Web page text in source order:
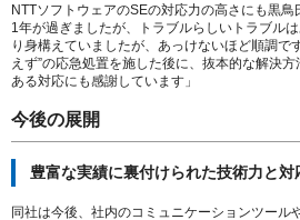
NTTソフトウェアのSEの対応力の高さにも黒
1年が過ぎましたが、トラブルらしいトラブル
り身構えていましたが、あっけないほど順調で
えず”の応急処置を施した後に、抜本的な解決
ある対応にも感謝しています」
今後の展開
豊富な実績に裏付けられた技術力と対
同社は今後、社内のコミュニケーションツール